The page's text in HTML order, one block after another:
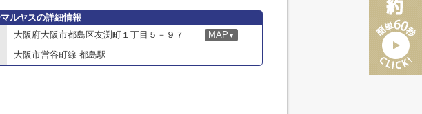
ルヤスの詳細情報
大阪府大阪市都島区友渕町１丁目５－９７ MAP ▼
大阪市営谷町線 都島駅